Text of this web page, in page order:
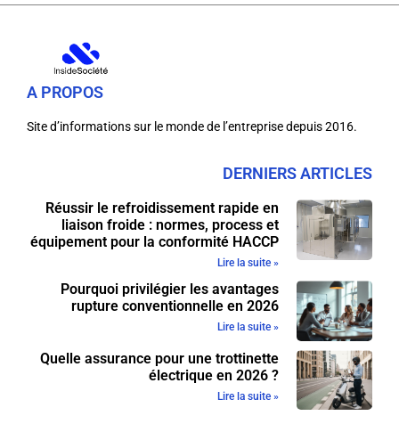
A PROPOS
Site d’informations sur le monde de l’entreprise depuis 2016.
DERNIERS ARTICLES
Réussir le refroidissement rapide en
liaison froide : normes, process et
équipement pour la conformité HACCP
Lire la suite »
Pourquoi privilégier les avantages
rupture conventionnelle en 2026
Lire la suite »
Quelle assurance pour une trottinette
électrique en 2026 ?
Lire la suite »